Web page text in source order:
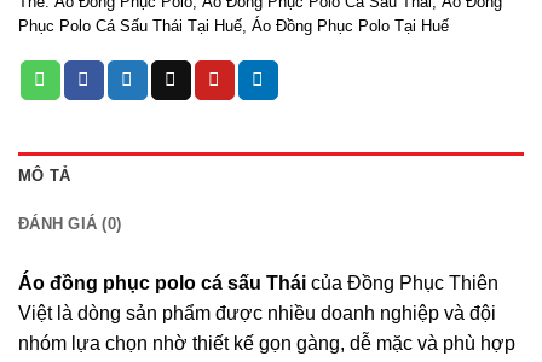
Phục Polo Cá Sấu Thái Tại Huế, Áo Đồng Phục Polo Tại Huế
MÔ TẢ
ĐÁNH GIÁ (0)
Áo đồng phục polo cá sấu Thái của Đồng Phục Thiên
Việt là dòng sản phẩm được nhiều doanh nghiệp và đội
nhóm lựa chọn nhờ thiết kế gọn gàng, dễ mặc và phù hợp